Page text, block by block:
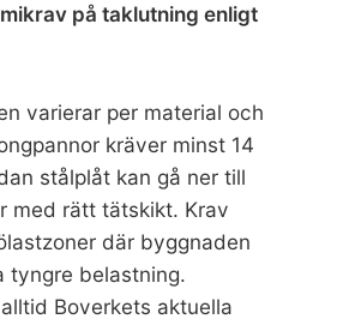
på taklutning enligt
varierar per material och
kräver minst 14
stålplåt kan gå ner till
med rätt tätskikt. Krav
där byggnaden
tyngre belastning.
Boverkets aktuella